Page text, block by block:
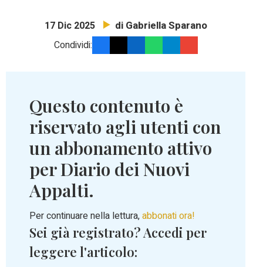
17 Dic 2025 di Gabriella Sparano
Condividi:
Questo contenuto è
riservato agli utenti con
un abbonamento attivo
per Diario dei Nuovi
Appalti.
Per continuare nella lettura,abbonati ora!
Sei già registrato? Accedi per
leggere l'articolo: